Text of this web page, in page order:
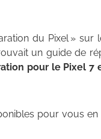
du Pixel » sur
un guide de
pour le Pixel 7
pour vous